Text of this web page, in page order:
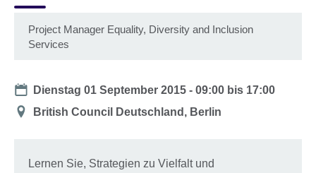
Project Manager Equality, Diversity and Inclusion
Services
Date
Dienstag 01 September 2015 -09:00 bis 17:00
Location
British Council Deutschland, Berlin
Lernen Sie, Strategien zu Vielfalt und